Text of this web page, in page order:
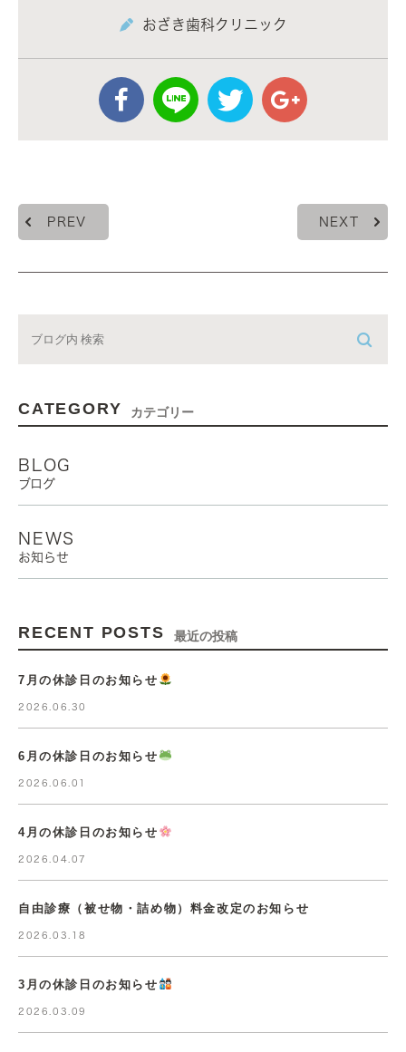
おざき歯科クリニック
PREV NEXT
CATEGORY カテゴリー
BLOG
ブログ
NEWS
お知らせ
RECENT POSTS 最近の投稿
7月の休診日のお知らせ
2026.06.30
6月の休診日のお知らせ
2026.06.01
4月の休診日のお知らせ
2026.04.07
自由診療（被せ物・詰め物）料金改定のお知らせ
2026.03.18
3月の休診日のお知らせ
2026.03.09